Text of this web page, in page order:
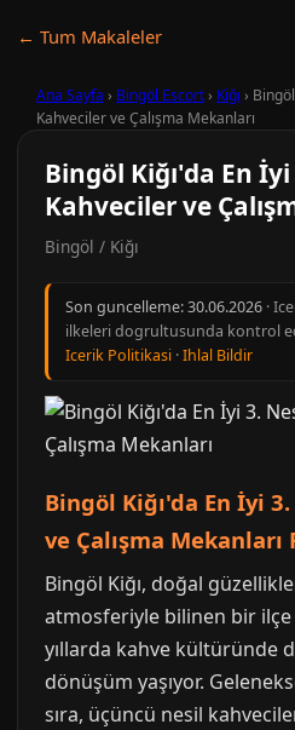
← Tum Makaleler
Ana Sayfa › Bingöl Escort› Kiğı ›
Kahveciler ve Çalışma Mekanları
Bingöl Kiğı'da En
Kahveciler ve
Bingöl / Kiğı
Son guncelleme:30.06.2026 ·
ilkeleri dogrultusunda kontrol
Icerik Politikasi ·Ihlal Bildir
Bingöl Kiğı'da En İyi
ve Çalışma Mekanları
Bingöl Kiğı, doğal
atmosferiyle bilinen bir
yıllarda kahve kültüründe
dönüşüm yaşıyor.
sıra, üçüncü nesil